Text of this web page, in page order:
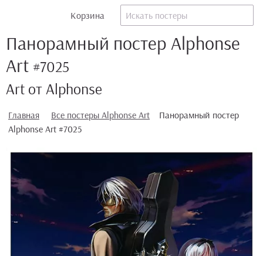
Корзина
Панорамный постер Alphonse
Art #7025
Art от Alphonse
Главная Все постеры Alphonse Art
Панорамный постер
Alphonse Art #7025